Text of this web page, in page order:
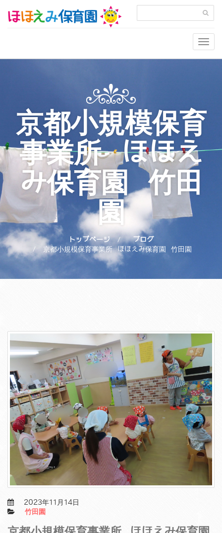
京都小規模保育
事業所 ほほえ
み保育園 竹田
園
トップページ
ブログ
京都小規模保育事業所 ほほえみ保育園 竹田園
2023年11月14日
竹田園